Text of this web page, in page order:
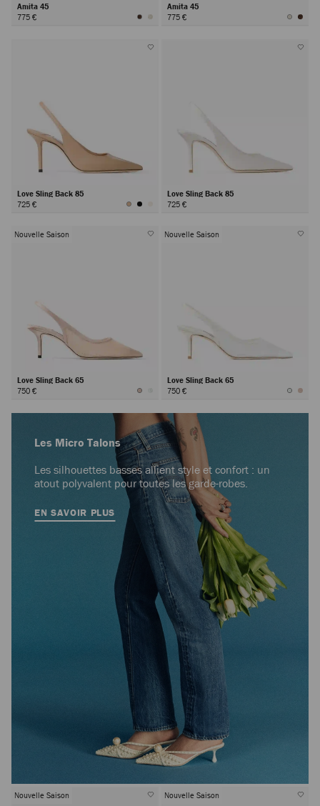
Amita 45
775 €
Amita 45
775 €
Love Sling Back 85
725 €
Love Sling Back 85
725 €
Nouvelle Saison
Love Sling Back 65
750 €
Nouvelle Saison
Love Sling Back 65
750 €
Les Micro Talons
Les silhouettes basses allient style et confort : un
atout polyvalent pour toutes les garde-robes.
EN SAVOIR PLUS
Nouvelle Saison Nouvelle Saison